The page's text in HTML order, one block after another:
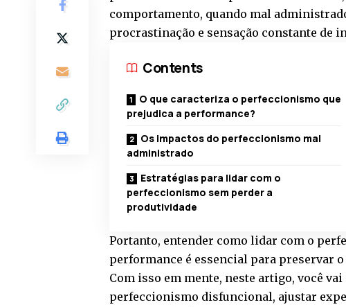
comportamento, quando mal
procrastinação e sensação constante de
Contents
O que caracteriza o perfeccionismo que
prejudica a performance?
Os impactos do perfeccionismo mal
administrado
Estratégias para lidar com o
perfeccionismo sem perder a
produtividade
Portanto, entender como lidar com o
performance é essencial para preservar
Com isso em mente, neste artigo, você
perfeccionismo disfuncional, ajustar